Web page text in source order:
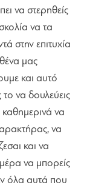
να στερηθείς
να τα
στην επιτυχία
μας
και αυτό
να δουλεύεις
καθημερινά να
να
και να
να μπορείς
όλα αυτά που